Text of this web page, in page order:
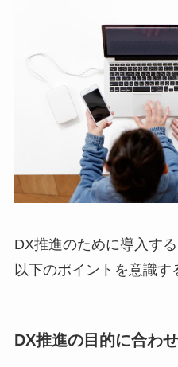
DX推進のために導入す
以下のポイントを意識す
DX推進の目的に合わ